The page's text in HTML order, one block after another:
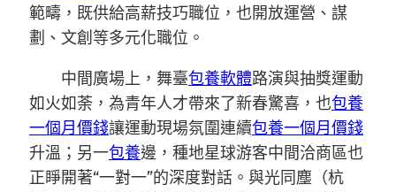
範疇，既供給高薪技巧職位，也開放運營、謀
劃、文創等多元化職位。
中間廣場上，舞臺包養軟體路演與抽獎運動
如火如荼，為青年人才帶來了新春驚喜，也包養
一個月價錢讓運動現場氛圍連續包養一個月價錢
升溫；另一包養邊，種地星球游客中間洽商區也
正睜開著“一對一”的深度對話。與光同塵（杭